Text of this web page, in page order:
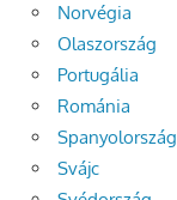
Norvégia
Olaszország
Portugália
Románia
Spanyolország
Svájc